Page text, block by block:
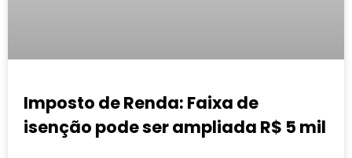
Imposto de Renda: Faixa de
isenção pode ser ampliada R$ 5 mil